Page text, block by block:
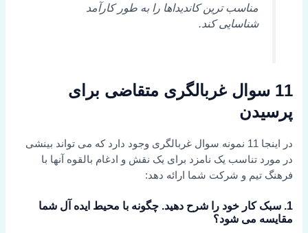
مناسب ترین کاندیداها را به طور کارآمد
شناسایی کند.
11 سوال غربالگری متقاضی برای
پرسیدن
در اینجا 11 نمونه سوال غربالگری وجود دارد که می تواند بینشی
در مورد تناسب یک نامزد برای یک نقش و ادغام بالقوه آنها با
فرهنگ تیم و شرکت شما ارائه دهد:
1. سبک کار خود را شرح دهید. چگونه با محیط ایده آل شما
مقایسه می شود؟